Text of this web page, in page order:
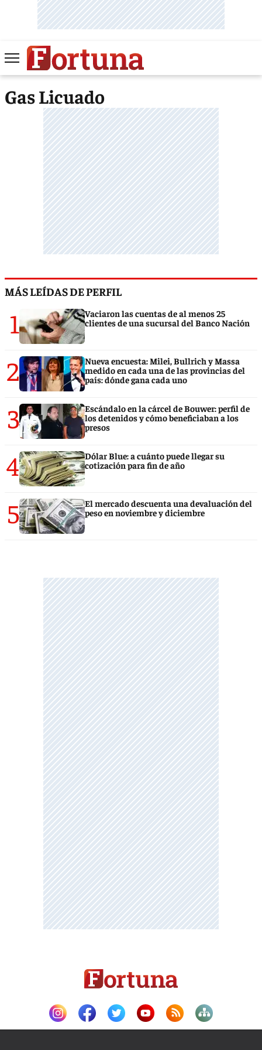
Gas Licuado
MÁS LEÍDAS DE PERFIL
1
Vaciaron las cuentas de al menos 25
clientes de una sucursal del Banco Nación
2
Nueva encuesta: Milei, Bullrich y Massa
medido en cada una de las provincias del
país: dónde gana cada uno
3
Escándalo en la cárcel de Bouwer: perfil de
los detenidos y cómo beneficiaban a los
presos
4
Dólar Blue: a cuánto puede llegar su
cotización para fin de año
5
El mercado descuenta una devaluación del
peso en noviembre y diciembre